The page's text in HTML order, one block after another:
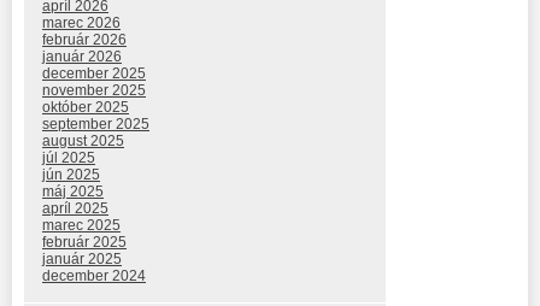
apríl 2026
marec 2026
február 2026
január 2026
december 2025
november 2025
október 2025
september 2025
august 2025
júl 2025
jún 2025
máj 2025
apríl 2025
marec 2025
február 2025
január 2025
december 2024